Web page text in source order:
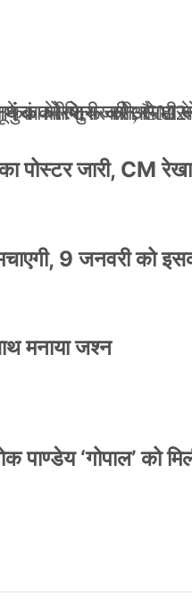
को मिली जान से
कुंज वेलफेयर सोसायटी
का पोस्टर जारी,
में कंपनी शुरू की और
का पोस्टर जारी,
9 जनवरी को
मनाया जश्न
‘गोपाल’ को